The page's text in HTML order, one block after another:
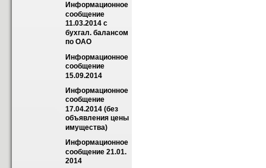
Информационное
сообщение
11.03.2014 с
бухгал. балансом
по ОАО
Информационное
сообщение
15.09.2014
Информационное
сообщение
17.04.2014 (без
объявления цены
имущества)
Информационное
сообщение 21.01.
2014